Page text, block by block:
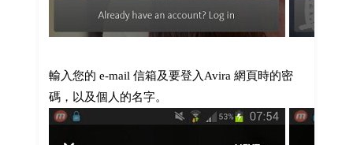
輸入您的 e-mail 信箱及要登入Avira 網頁時的密
碼，以及個人的名字。